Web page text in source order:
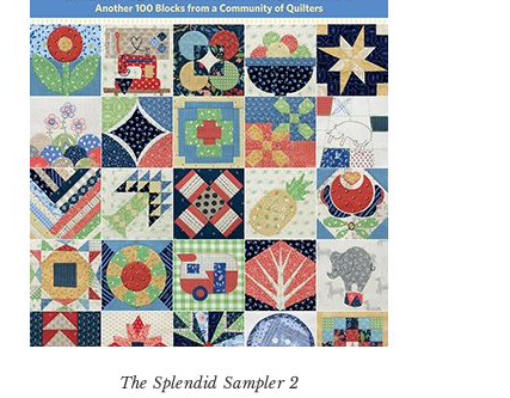
The Splendid Sampler 2